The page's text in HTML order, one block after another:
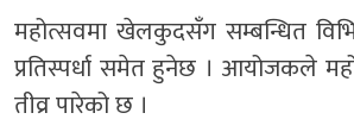
महोत्सवमा खेलकुदसँग सम्बन्धित
प्रतिस्पर्धा समेत हुनेछ । आयोजकले
तीव्र पारेको छ ।